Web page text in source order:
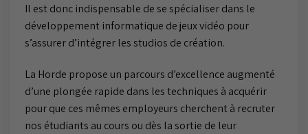
Il est donc indispensable de se spécialiser dans le
développement informatique de jeux vidéo pour
s’assurer d’intégrer les studios de création.
La Horde propose un parcours d’excellence augmenté
d’une plongée rapide dans les techniques à acquérir
pour que ces mêmes employeurs cherchent à recruter
nos étudiants au cours ou dès la sortie de leur